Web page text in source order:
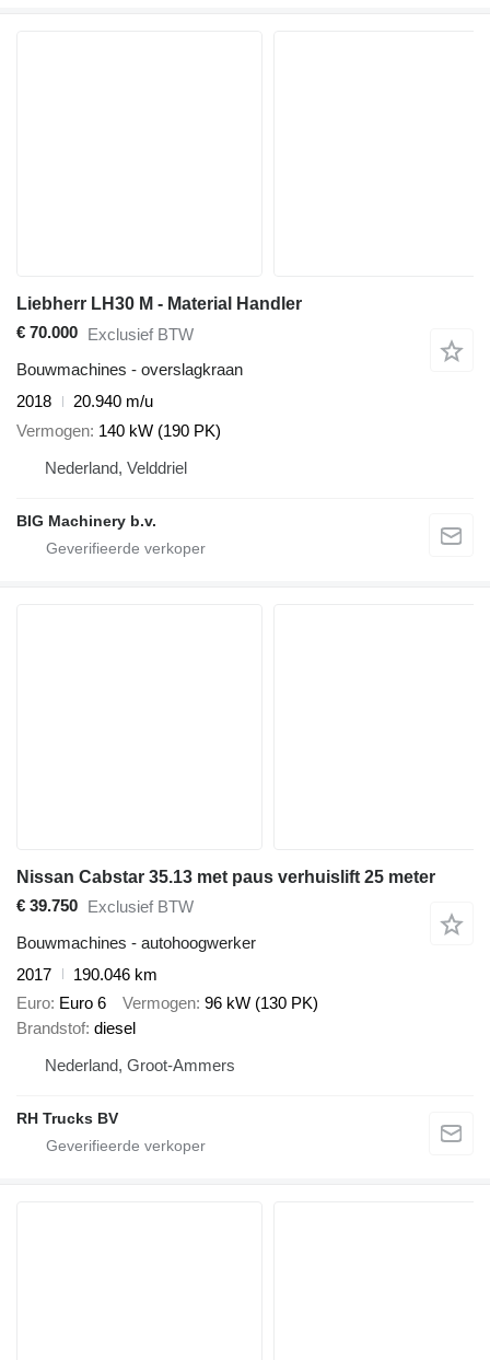
Liebherr LH30 M - Material Handler
€ 70.000 Exclusief BTW
Bouwmachines - overslagkraan
2018
20.940 m/u
Vermogen 140 kW (190 PK)
Nederland, Velddriel
BIG Machinery b.v.
Nissan Cabstar 35.13 met paus verhuislift 25 meter
€ 39.750 Exclusief BTW
Bouwmachines - autohoogwerker
2017
190.046 km
Euro Euro 6 Vermogen 96 kW (130 PK)
Brandstof diesel
Nederland, Groot-Ammers
RH Trucks BV